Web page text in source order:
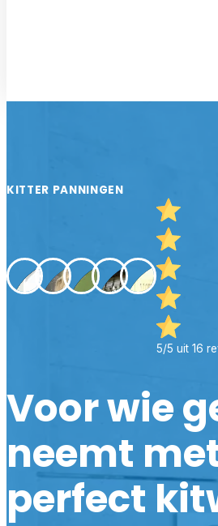
KITTER PANNINGEN
5/5 uit 16
Voor wie
neemt
perfect